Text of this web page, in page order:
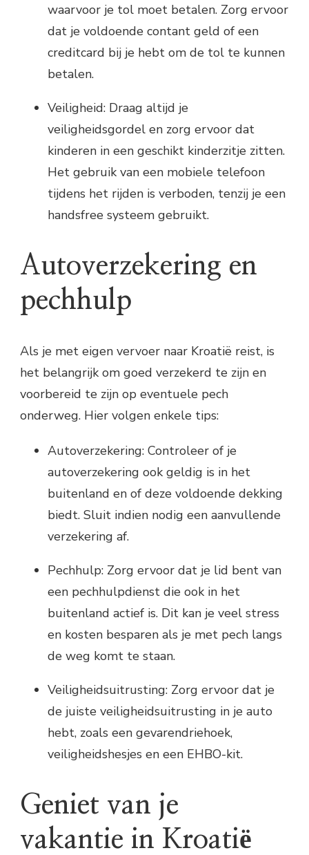
waarvoor je tol moet betalen. Zorg ervoor
dat je voldoende contant geld of een
creditcard bij je hebt om de tol te kunnen
betalen.
Veiligheid: Draag altijd je
veiligheidsgordel en zorg ervoor dat
kinderen in een geschikt kinderzitje zitten.
Het gebruik van een mobiele telefoon
tijdens het rijden is verboden, tenzij je een
handsfree systeem gebruikt.
Autoverzekering en
pechhulp
Als je met eigen vervoer naar Kroatië reist, is
het belangrijk om goed verzekerd te zijn en
voorbereid te zijn op eventuele pech
onderweg. Hier volgen enkele tips:
Autoverzekering: Controleer of je
autoverzekering ook geldig is in het
buitenland en of deze voldoende dekking
biedt. Sluit indien nodig een aanvullende
verzekering af.
Pechhulp: Zorg ervoor dat je lid bent van
een pechhulpdienst die ook in het
buitenland actief is. Dit kan je veel stress
en kosten besparen als je met pech langs
de weg komt te staan.
Veiligheidsuitrusting: Zorg ervoor dat je
de juiste veiligheidsuitrusting in je auto
hebt, zoals een gevarendriehoek,
veiligheidshesjes en een EHBO-kit.
Geniet van je
vakantie in Kroatië